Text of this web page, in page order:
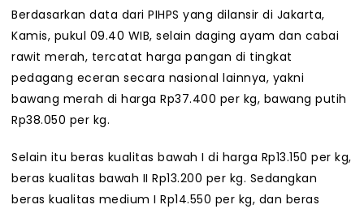
Berdasarkan data dari PIHPS yang dilansir di Jakarta,
Kamis, pukul 09.40 WIB, selain daging ayam dan cabai
rawit merah, tercatat harga pangan di tingkat
pedagang eceran secara nasional lainnya, yakni
bawang merah di harga Rp37.400 per kg, bawang putih
Rp38.050 per kg.
Selain itu beras kualitas bawah I di harga Rp13.150 per kg,
beras kualitas bawah II Rp13.200 per kg. Sedangkan
beras kualitas medium I Rp14.550 per kg, dan beras